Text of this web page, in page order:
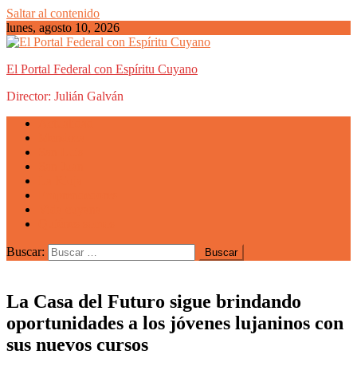
Saltar al contenido
lunes, agosto 10, 2026
El Portal Federal con Espíritu Cuyano
Director: Julián Galván
Buscar:
La Casa del Futuro sigue brindando
oportunidades a los jóvenes lujaninos con
sus nuevos cursos